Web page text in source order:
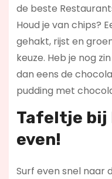
de beste
Houd je van chips?
gehakt, rijst en
keuze. Heb je nog
dan eens de
pudding met
Tafeltje bij
even!
Surf even snel naar